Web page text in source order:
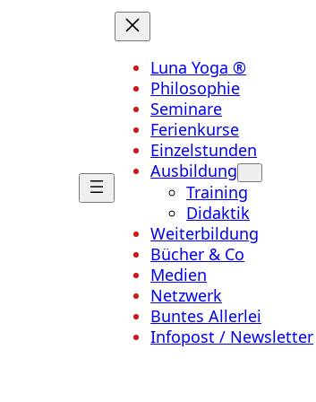
Luna Yoga ®
Philosophie
Seminare
Ferienkurse
Einzelstunden
Ausbildung
Training
Didaktik
Weiterbildung
Bücher & Co
Medien
Netzwerk
Buntes Allerlei
Infopost / Newsletter